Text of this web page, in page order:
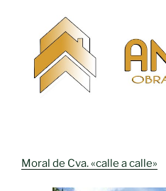
Moral de Cva. «calle a calle»